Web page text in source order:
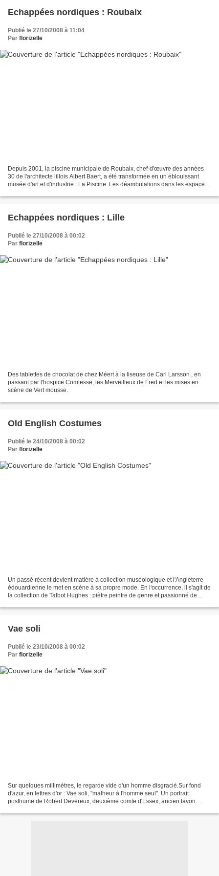
Echappées nordiques : Roubaix
Publié le 27/10/2008 à 11:04
Par florizelle
Depuis 2001, la piscine municipale de Roubaix, chef-d'œuvre des années
30 de l'architecte lillois Albert Baert, a été transformée en un éblouissant
musée d'art et d'industrie : La Piscine. Les déambulations dans les espaces
Echappées nordiques : Lille
Publié le 27/10/2008 à 00:02
Par florizelle
Des tablettes de chocolat de chez Méert à la liseuse de Carl Larsson , en
passant par l'hospice Comtesse, les Merveilleux de Fred et les mises en
scène de Vert mousse.
Old English Costumes
Publié le 24/10/2008 à 00:02
Par florizelle
Un passé récent devient matière à collection muséologique et l'Angleterre
édouardienne le met en scène à sa propre mode. En l'occurrence, il s'agit de
la collection de Talbot Hughes : piètre peintre de genre et passionné de
Vae soli
Publié le 23/10/2008 à 00:02
Par florizelle
Sur quelques millimètres, le regarde vide d'un homme disgracié.Sur fond
d'azur, en lettres d'or : Vae soli, "malheur à l'homme seul". Un portrait
posthume de Robert Devereux, deuxième comte d'Essex, ancien favori